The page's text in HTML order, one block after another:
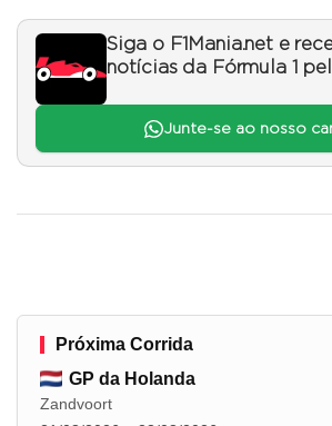
Siga o F1Mania.net e
notícias da Fórmula 1
Junte-se ao nosso
Próxima Corrida
GP da Holanda
Zandvoort